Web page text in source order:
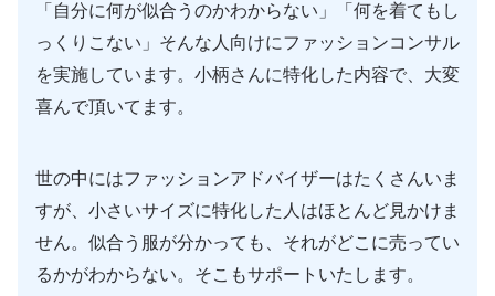
「自分に何が似合うのかわからない」「何を着てもし
っくりこない」そんな人向けにファッションコンサル
を実施しています。小柄さんに特化した内容で、大変
喜んで頂いてます。
世の中にはファッションアドバイザーはたくさんいま
すが、小さいサイズに特化した人はほとんど見かけま
せん。似合う服が分かっても、それがどこに売ってい
るかがわからない。そこもサポートいたします。